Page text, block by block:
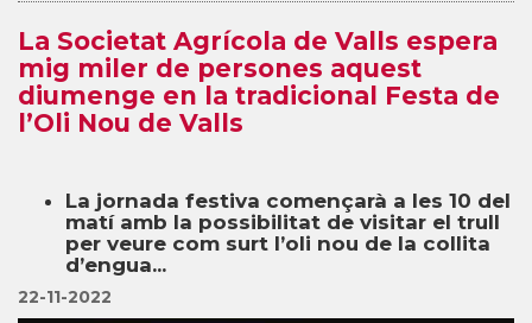
La Societat Agrícola de Valls espera
mig miler de persones aquest
diumenge en la tradicional Festa de
l’Oli Nou de Valls
La jornada festiva començarà a les 10 del
matí amb la possibilitat de visitar el trull
per veure com surt l’oli nou de la collita
d’engua...
22-11-2022